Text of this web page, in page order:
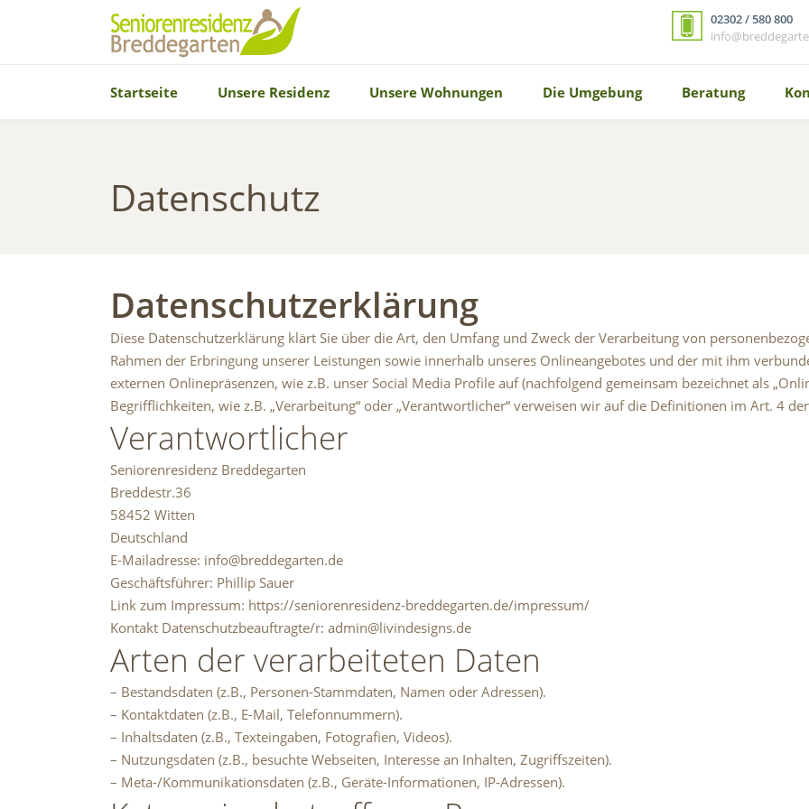
02302 / 580 800
Startseite Unsere Residenz Unsere Wohnungen Die Umgebung Beratung
Datenschutz
Datenschutzerklärung
Diese Datenschutzerklärung klärt Sie über die Art, den Umfang und Zweck der Verarbeitung von
Rahmen der Erbringung unserer Leistungen sowie innerhalb unseres Onlineangebotes und der mit ihm
externen Onlinepräsenzen, wie z.B. unser Social Media Profile auf (nachfolgend gemeinsam bezeichnet als
Begrifflichkeiten, wie z.B. „Verarbeitung“ oder „Verantwortlicher“ verweisen wir auf die Definitionen im Art. 4
Verantwortlicher
Seniorenresidenz Breddegarten
Breddestr.36
58452 Witten
Deutschland
E-Mailadresse: info@breddegarten.de
Geschäftsführer: Phillip Sauer
Link zum Impressum: https://seniorenresidenz-breddegarten.de/impressum/
Kontakt Datenschutzbeauftragte/r: admin@livindesigns.de
Arten der verarbeiteten Daten
– Bestandsdaten (z.B., Personen-Stammdaten, Namen oder Adressen).
– Kontaktdaten (z.B., E-Mail, Telefonnummern).
– Inhaltsdaten (z.B., Texteingaben, Fotografien, Videos).
– Nutzungsdaten (z.B., besuchte Webseiten, Interesse an Inhalten, Zugriffszeiten).
– Meta-/Kommunikationsdaten (z.B., Geräte-Informationen, IP-Adressen).